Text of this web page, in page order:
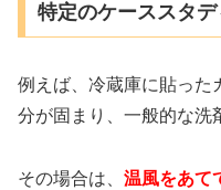
特定のケーススタ
例えば、冷蔵庫に貼った
分が固まり、一般的な洗
その場合は、 温風をあて